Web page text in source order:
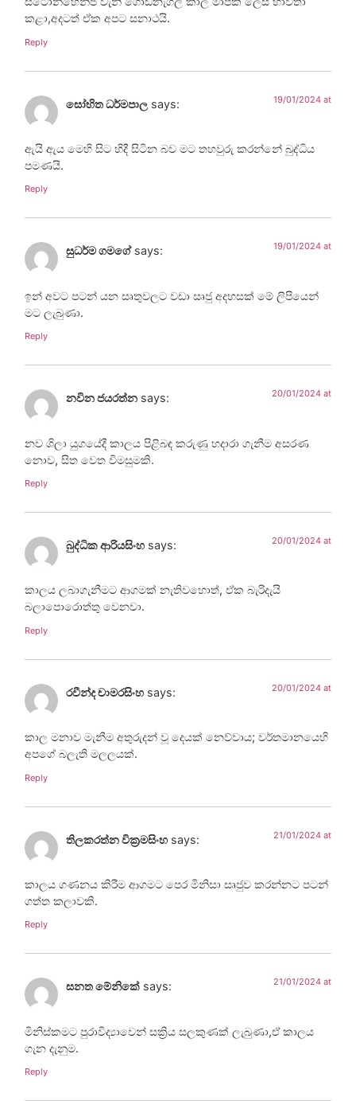
කළා,අදටත් ඒක අපට සනාථයි.
Reply
සෝභිත ධර්මපාල says: 19/01/2024 at
ඇයි ඇය මෙහි සිට හිදී සිටින බව මට තහවුරු කරන්නේ බුද්ධිය
පමණයි.
Reply
සුධර්ම ගමගේ says: 19/01/2024 at
ඉන් අවට පටන් යන සෘතුවලට වඩා සෘජු අදහසක් මේ ලිපියෙන්
මට ලැබුණා.
Reply
නවින ජයරත්න says: 20/01/2024 at
නව ශිලා යුගයේදී කාලය පිළිබඳ කරුණු හදාරා ගැනීම අසරණ
නොව, සිත වෙත විමසුමකි.
Reply
බුද්ධික ආරියසිංහ says: 20/01/2024 at
කාලය ලබාගැනීමට ආගමක් නැතිවහොත්, ඒක බැරිදැයි
බලාපොරොත්තු වෙනවා.
Reply
රවීන්ද චාමරසිංහ says: 20/01/2024 at
කාල මනාව මැනීම අතුරුදන් වූ දෙයක් නෙව්වාය; වර්තමානයෙහි
අපගේ බලැති මලලයක්.
Reply
තිලකරත්න වික්‍රමසිංහ says: 21/01/2024 at
කාලය ගණනය කිරීම ආගමට පෙර මිනිසා සෘජුව කරන්නට පටන්
ගත්ත කලාවකි.
Reply
සනත මේනිකේ says: 21/01/2024 at
මිනිස්කමට පුරාවිද්‍යාවෙන් සක්‍රිය සලකුණක් ලැබුණා,ඒ කාලය
ගැන දැනුම.
Reply